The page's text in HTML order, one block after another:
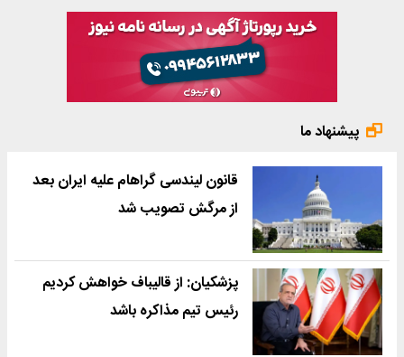
پیشنهاد ما
قانون لیندسی گراهام علیه ایران بعد
از مرگش تصویب شد
پزشکیان: از قالیباف خواهش کردیم
رئیس تیم مذاکره باشد